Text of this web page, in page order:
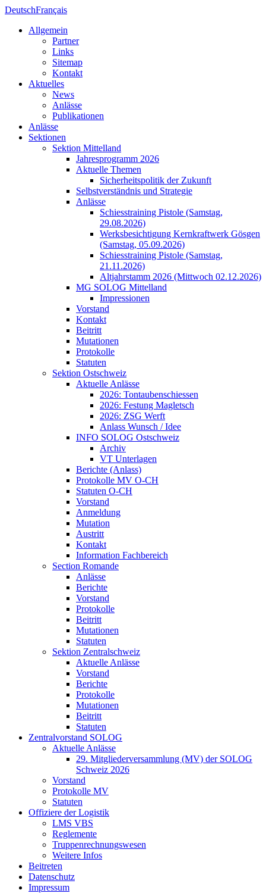
DeutschFrançais
Allgemein
Partner
Links
Sitemap
Kontakt
Aktuelles
News
Anlässe
Publikationen
Anlässe
Sektionen
Sektion Mittelland
Jahresprogramm 2026
Aktuelle Themen
Sicherheitspolitik der Zukunft
Selbstverständnis und Strategie
Anlässe
Schiesstraining Pistole (Samstag,
29.08.2026)
Werksbesichtigung Kernkraftwerk Gösgen
(Samstag, 05.09.2026)
Schiesstraining Pistole (Samstag,
21.11.2026)
Altjahrstamm 2026 (Mittwoch 02.12.2026)
MG SOLOG Mittelland
Impressionen
Vorstand
Kontakt
Beitritt
Mutationen
Protokolle
Statuten
Sektion Ostschweiz
Aktuelle Anlässe
2026: Tontaubenschiessen
2026: Festung Magletsch
2026: ZSG Werft
Anlass Wunsch / Idee
INFO SOLOG Ostschweiz
Archiv
VT Unterlagen
Berichte (Anlass)
Protokolle MV O-CH
Statuten O-CH
Vorstand
Anmeldung
Mutation
Austritt
Kontakt
Information Fachbereich
Section Romande
Anlässe
Berichte
Vorstand
Protokolle
Beitritt
Mutationen
Statuten
Sektion Zentralschweiz
Aktuelle Anlässe
Vorstand
Berichte
Protokolle
Mutationen
Beitritt
Statuten
Zentralvorstand SOLOG
Aktuelle Anlässe
29. Mitgliederversammlung (MV) der SOLOG
Schweiz 2026
Vorstand
Protokolle MV
Statuten
Offiziere der Logistik
LMS VBS
Reglemente
Truppenrechnungswesen
Weitere Infos
Beitreten
Datenschutz
Impressum